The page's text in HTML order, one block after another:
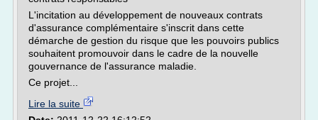
L'incitation au développement de nouveaux contrats
d'assurance complémentaire s'inscrit dans cette
démarche de gestion du risque que les pouvoirs publics
souhaitent promouvoir dans le cadre de la nouvelle
gouvernance de l'assurance maladie.
Ce projet...
Lire la suite